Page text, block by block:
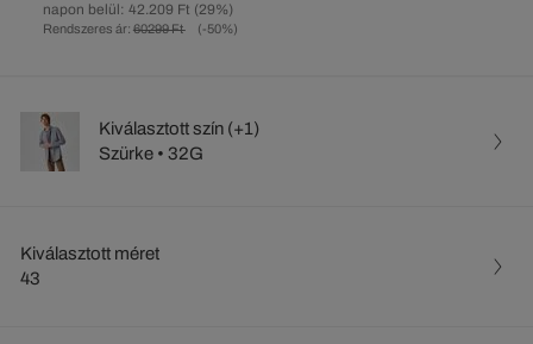
Rendszeres ár: 60299 Ft (-50%)
napon belül: 42.209 Ft (29%)
Kiválasztott szín (+1)
Szürke • 32G
Kiválasztott méret
43